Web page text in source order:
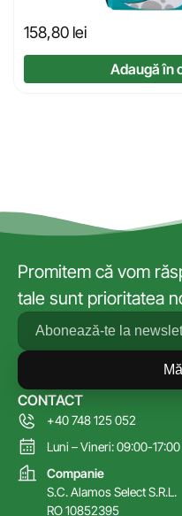
158,80 lei
Adaugă în
Promitem că vom
tale sunt prioritatea
CONTACT
+40 748 125 052
Luni – Vineri: 09:00-17:00
Companie
S.C. Alamos Select S.R.L.
RO 10852395